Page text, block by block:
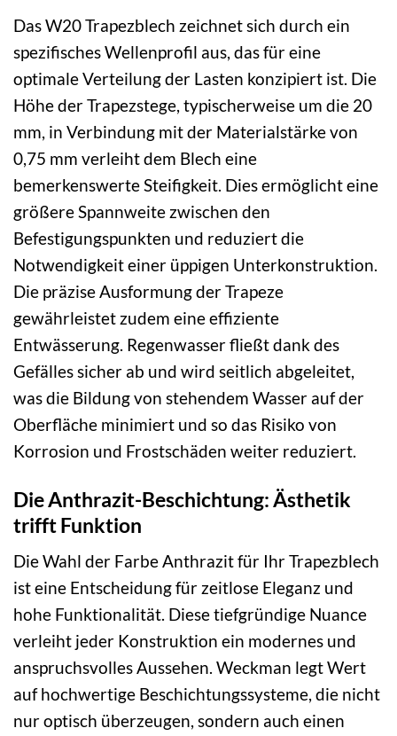
Das W20 Trapezblech zeichnet sich durch ein
spezifisches Wellenprofil aus, das für eine
optimale Verteilung der Lasten konzipiert ist. Die
Höhe der Trapezstege, typischerweise um die 20
mm, in Verbindung mit der Materialstärke von
0,75 mm verleiht dem Blech eine
bemerkenswerte Steifigkeit. Dies ermöglicht eine
größere Spannweite zwischen den
Befestigungspunkten und reduziert die
Notwendigkeit einer üppigen Unterkonstruktion.
Die präzise Ausformung der Trapeze
gewährleistet zudem eine effiziente
Entwässerung. Regenwasser fließt dank des
Gefälles sicher ab und wird seitlich abgeleitet,
was die Bildung von stehendem Wasser auf der
Oberfläche minimiert und so das Risiko von
Korrosion und Frostschäden weiter reduziert.
Die Anthrazit-Beschichtung: Ästhetik
trifft Funktion
Die Wahl der Farbe Anthrazit für Ihr Trapezblech
ist eine Entscheidung für zeitlose Eleganz und
hohe Funktionalität. Diese tiefgründige Nuance
verleiht jeder Konstruktion ein modernes und
anspruchsvolles Aussehen. Weckman legt Wert
auf hochwertige Beschichtungssysteme, die nicht
nur optisch überzeugen, sondern auch einen